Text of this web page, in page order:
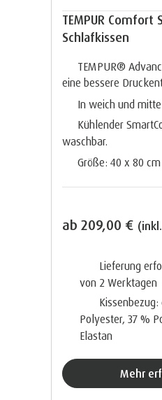
TEMPUR Comfort
Schlafkissen
TEMPUR®
eine bessere
In weich und
Kühlender
waschbar.
Größe: 40 x 80 cm
ab 209,00 €
Lieferung
von 2 Werktagen
Kissenbezug:
Polyester, 37 %
Elastan
Mehr